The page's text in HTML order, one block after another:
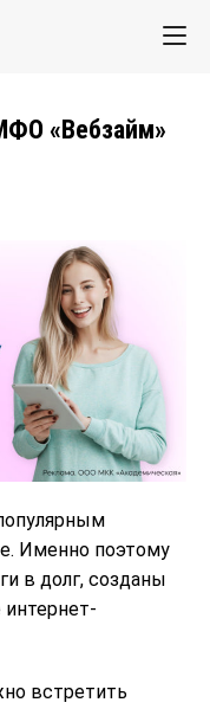
«Вебзайм»
Именно поэтому
в долг, созданы
встретить